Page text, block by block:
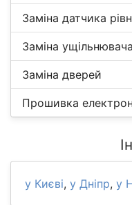
Заміна датчика
Заміна
Заміна дверей
Прошивка
у Києві, у Дніпр, у